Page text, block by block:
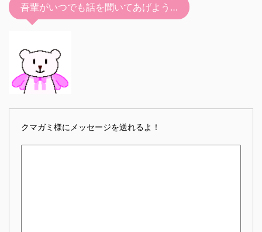
吾輩がいつでも話を聞いてあげよう…
クマガミ様にメッセージを送れるよ！